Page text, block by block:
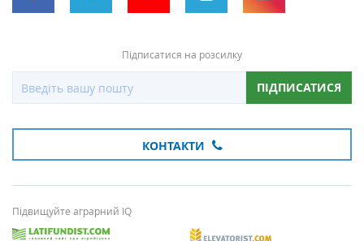
Підписатися на розсилку
ПІДПИСАТИСЯ
КОНТАКТИ
Підвищуйте аграрний IQ